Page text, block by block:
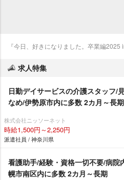
『今日、好きになりました。卒業編
求人特集
日勤デイサービスの介護スタッフ/
なめ/伊勢原市内に多数 2カ月～長期
株式会社ニッソーネット
時給1,500円～2,250円
派遣社員 / 神奈川県
看護助手/経験・資格一切不要/病
幌市南区内に多数 2カ月～長期